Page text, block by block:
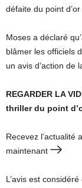
défaite du point
Moses a déclaré
blâmer les officiels
un avis d’action de
REGARDER LA
thriller du point
Recevez l’actualité
maintenant
L’avis est